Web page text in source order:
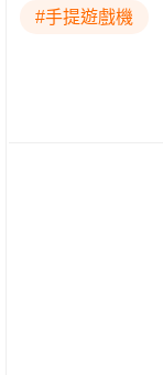
#手提遊戲機